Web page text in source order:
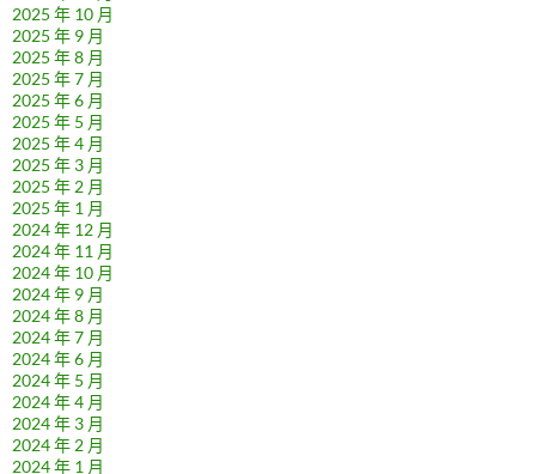
2025 年 10 月
2025 年 9 月
2025 年 8 月
2025 年 7 月
2025 年 6 月
2025 年 5 月
2025 年 4 月
2025 年 3 月
2025 年 2 月
2025 年 1 月
2024 年 12 月
2024 年 11 月
2024 年 10 月
2024 年 9 月
2024 年 8 月
2024 年 7 月
2024 年 6 月
2024 年 5 月
2024 年 4 月
2024 年 3 月
2024 年 2 月
2024 年 1 月